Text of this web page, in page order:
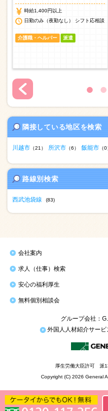
時給1,400円以上
日勤のみ（夜勤なし） シフト応相談
介護職・ヘルパー 派遣
隣接している地区を検索
川越市 （21） 所沢市 （6） 飯能市 （0
路線別検索
西武池袋線 (83)
会社案内
求人（仕事）検索
安心の福利厚生
無料個別相談会
グループ会社：
外国人人材紹介サー
厚生労働大臣許可 派
Copyright (C) 2026 General